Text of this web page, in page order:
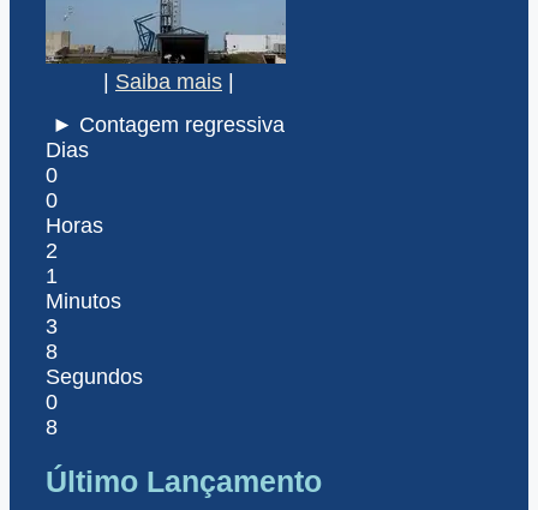
Saiba mais
► Contagem regressiva
Dias
0
0
Horas
2
1
Minutos
3
8
Segundos
0
8
Último Lançamento